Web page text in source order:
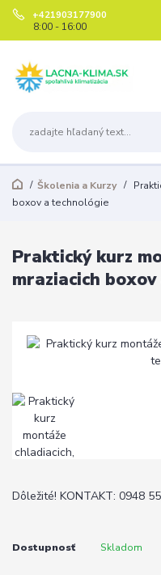
+421903177900
8:00 - 16:00
Školenia a Kurzy
boxov a technológie
Praktický kurz
mraziacich
Dôležité! KONTAKT: 0948
Dostupnosť Skladom